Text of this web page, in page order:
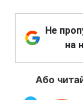
Не
на
Або